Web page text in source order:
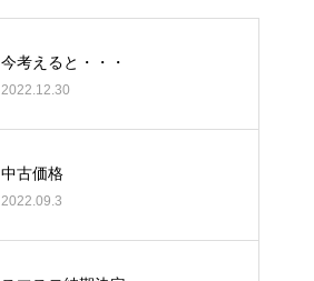
今考えると・・・
2022.12.30
中古価格
2022.09.3